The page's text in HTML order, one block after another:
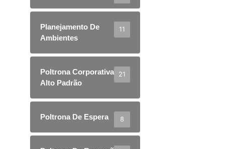
Planejamento De
Ambientes
11
Poltrona Corporativa
Alto Padrão
21
Poltrona De Espera 8